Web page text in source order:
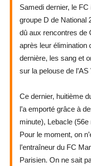
Samedi dernier, le
groupe D de National
dû aux rencontres de
après leur élimination
dernière, les sang et
sur la pelouse de l’AS
Ce dernier, huitième
l’a emporté grâce à
minute), Lebacle
Pour le moment, on
l’entraîneur du FC
Parisien. On ne sait